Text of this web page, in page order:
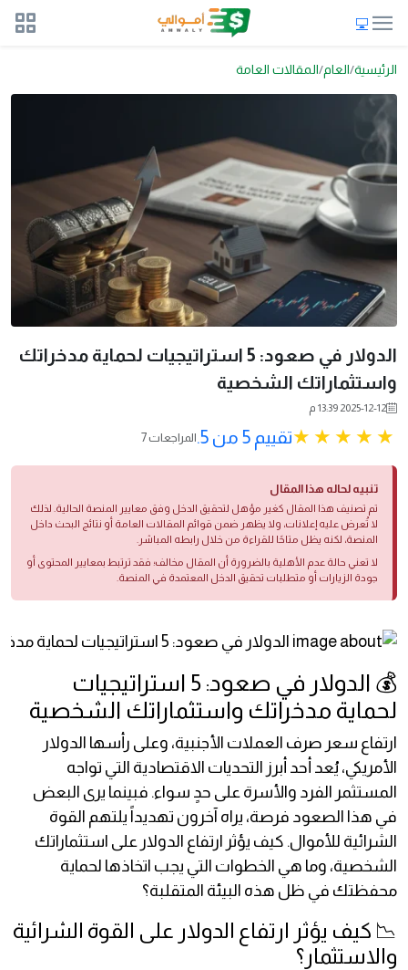
الرئيسية العام المقالات العامة
الدولار في صعود: 5 استراتيجيات لحماية مدخراتك
واستثماراتك الشخصية
2025-12-12 13:39 م
تقييم 5 من 5. 7 المراجعات
تنبيه لحاله هذا المقال
تم تصنيف هذا المقال كغير مؤهل لتحقيق الدخل وفق معايير المنصة الحالية. لذلك
لا تُعرض عليه إعلانات، ولا يظهر ضمن قوائم المقالات العامة أو نتائج البحث داخل
المنصة، لكنه يظل متاحًا للقراءة من خلال رابطه المباشر.
لا تعني حالة عدم الأهلية بالضرورة أن المقال مخالف؛ فقد ترتبط بمعايير المحتوى أو
جودة الزيارات أو متطلبات تحقيق الدخل المعتمدة في المنصة.
💰 الدولار في صعود: 5 استراتيجيات
لحماية مدخراتك واستثماراتك الشخصية
ارتفاع سعر صرف العملات الأجنبية، وعلى رأسها الدولار
الأمريكي، يُعد أحد أبرز التحديات الاقتصادية التي تواجه
المستثمر الفرد والأسرة على حدٍ سواء. فبينما يرى البعض
في هذا الصعود فرصة، يراه آخرون تهديداً يلتهم القوة
الشرائية للأموال. كيف يؤثر ارتفاع الدولار على استثماراتك
الشخصية، وما هي الخطوات التي يجب اتخاذها لحماية
محفظتك في ظل هذه البيئة المتقلبة؟
📉 كيف يؤثر ارتفاع الدولار على القوة الشرائية
والاستثمار؟